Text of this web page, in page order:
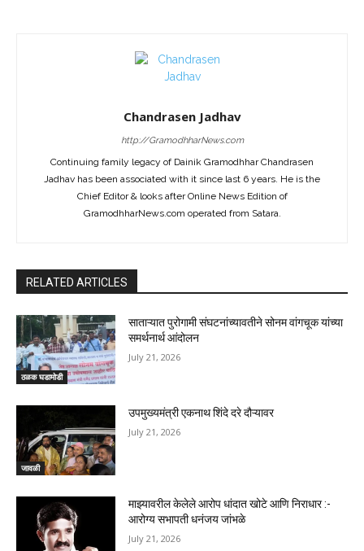
Chandrasen Jadhav
http://GramodhharNews.com
Continuing family legacy of Dainik Gramodhhar Chandrasen
Jadhav has been associated with it since last 6 years. He is the
Chief Editor & looks after Online News Edition of
GramodhharNews.com operated from Satara.
RELATED ARTICLES
ठळक घडामोडी
साताऱ्यात पुरोगामी संघटनांच्यावतीने सोनम वांगचूक यांच्या
समर्थनार्थ आंदोलन
July 21, 2026
जावळी
उपमुख्यमंत्री एकनाथ शिंदे दरे दौऱ्यावर
July 21, 2026
माझ्यावरील केलेले आरोप धांदात खोटे आणि निराधार :-
आरोग्य सभापती धनंजय जांभळे
July 21, 2026